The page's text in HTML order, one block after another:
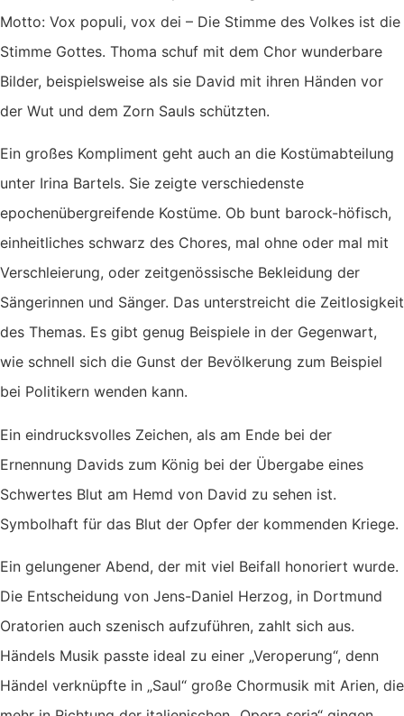
Motto: Vox populi, vox dei – Die Stimme des Volkes ist die
Stimme Gottes. Thoma schuf mit dem Chor wunderbare
Bilder, beispielsweise als sie David mit ihren Händen vor
der Wut und dem Zorn Sauls schützten.
Ein großes Kompliment geht auch an die Kostümabteilung
unter Irina Bartels. Sie zeigte verschiedenste
epochenübergreifende Kostüme. Ob bunt barock-höfisch,
einheitliches schwarz des Chores, mal ohne oder mal mit
Verschleierung, oder zeitgenössische Bekleidung der
Sängerinnen und Sänger. Das unterstreicht die Zeitlosigkeit
des Themas. Es gibt genug Beispiele in der Gegenwart,
wie schnell sich die Gunst der Bevölkerung zum Beispiel
bei Politikern wenden kann.
Ein eindrucksvolles Zeichen, als am Ende bei der
Ernennung Davids zum König bei der Übergabe eines
Schwertes Blut am Hemd von David zu sehen ist.
Symbolhaft für das Blut der Opfer der kommenden Kriege.
Ein gelungener Abend, der mit viel Beifall honoriert wurde.
Die Entscheidung von Jens-Daniel Herzog, in Dortmund
Oratorien auch szenisch aufzuführen, zahlt sich aus.
Händels Musik passte ideal zu einer „Veroperung“, denn
Händel verknüpfte in „Saul“ große Chormusik mit Arien, die